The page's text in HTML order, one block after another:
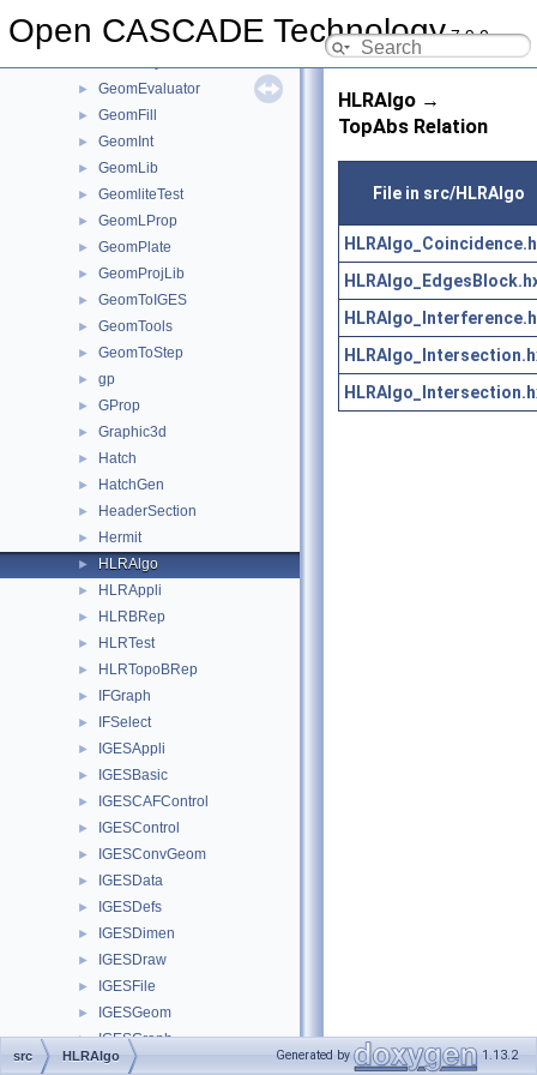
Open CASCADE Technology7.9.0
GeomConvert
► GeomEvaluator
► GeomFill
► GeomInt
► GeomLib
► GeomliteTest
► GeomLProp
► GeomPlate
► GeomProjLib
► GeomToIGES
► GeomTools
► GeomToStep
► gp
► GProp
► Graphic3d
► Hatch
► HatchGen
► HeaderSection
► Hermit
► HLRAlgo
► HLRAppli
► HLRBRep
► HLRTest
► HLRTopoBRep
► IFGraph
► IFSelect
► IGESAppli
► IGESBasic
► IGESCAFControl
► IGESControl
► IGESConvGeom
► IGESData
► IGESDefs
► IGESDimen
► IGESDraw
► IGESFile
► IGESGeom
► IGESGraph
► IGESSelect
HLRAlgo →
TopAbs Relation
File in src/HLRAlgo
src HLRAlgo Generated by 1.13.2